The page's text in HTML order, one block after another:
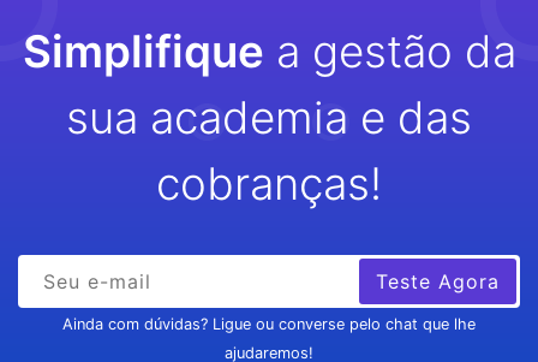
Simplifique a gestão da
sua academia e das
cobranças!
Teste Agora
Ainda com dúvidas? Ligue ou converse pelo chat que lhe
ajudaremos!